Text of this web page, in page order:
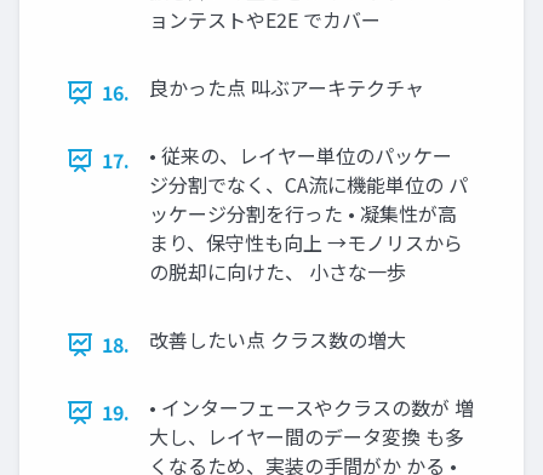
ョンテストやE2E でカバー
16. 良かった点 叫ぶアーキテクチャ
17.
• 従来の、レイヤー単位のパッケー
ジ分割でなく、CA流に機能単位の パ
ッケージ分割を行った • 凝集性が高
まり、保守性も向上 →モノリスから
の脱却に向けた、 小さな一歩
18. 改善したい点 クラス数の増大
19.
• インターフェースやクラスの数が 増
大し、レイヤー間のデータ変換 も多
くなるため、実装の手間がか かる •